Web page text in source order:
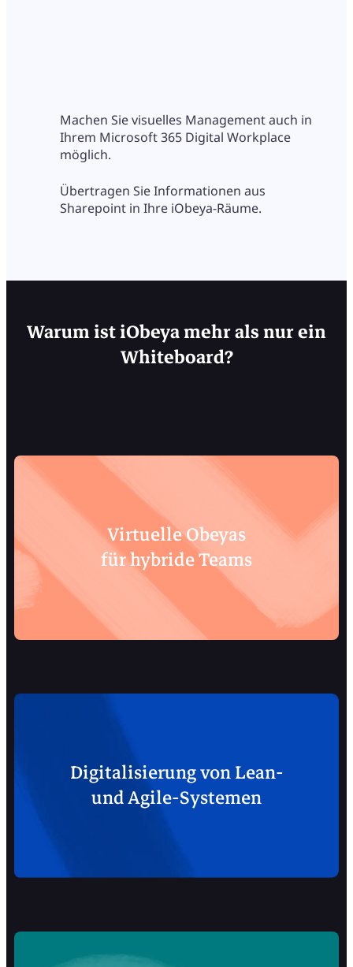
Machen Sie visuelles Management auch in
Ihrem Microsoft 365 Digital Workplace
möglich.
Übertragen Sie Informationen aus
Sharepoint in Ihre iObeya-Räume.
Warum ist iObeya mehr als nur ein
Whiteboard?
Virtuelle Obeyas
für hybride Teams
Digitalisierung von Lean-
und Agile-Systemen